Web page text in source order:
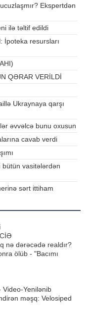
Ekspertdən
ilə təltif edildi
İpoteka resursları
QƏRAR VERİLDİ
Ukraynaya qarşı
əvvəlcə bunu oxusun
cavab verdi
bütün vasitələrdən
sərt ittiham
nə dərəcədə realdır?
ölüb - "Bacımı
Video-Yenilənib
məşq: Velosiped